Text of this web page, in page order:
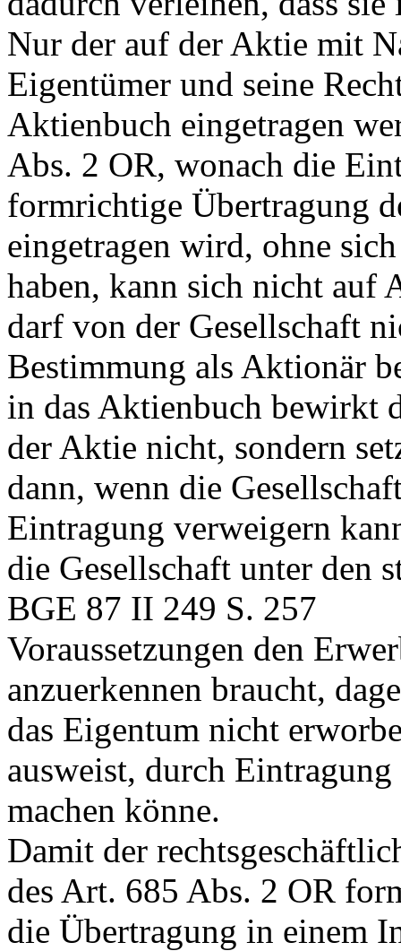
Nur der auf der Aktie mit
Eigentümer und seine
Aktienbuch eingetragen
Abs. 2 OR, wonach die
formrichtige Übertragung
eingetragen wird, ohne
haben, kann sich nicht auf
darf von der Gesellschaft
Bestimmung als Aktionär
in das Aktienbuch bewirkt
der Aktie nicht, sondern
dann, wenn die
Eintragung verweigern
die Gesellschaft unter den
BGE 87 II 249 S. 257
Voraussetzungen den
anzuerkennen braucht,
das Eigentum nicht
ausweist, durch
machen könne.
Damit der
des Art. 685 Abs. 2 OR
die Übertragung in einem